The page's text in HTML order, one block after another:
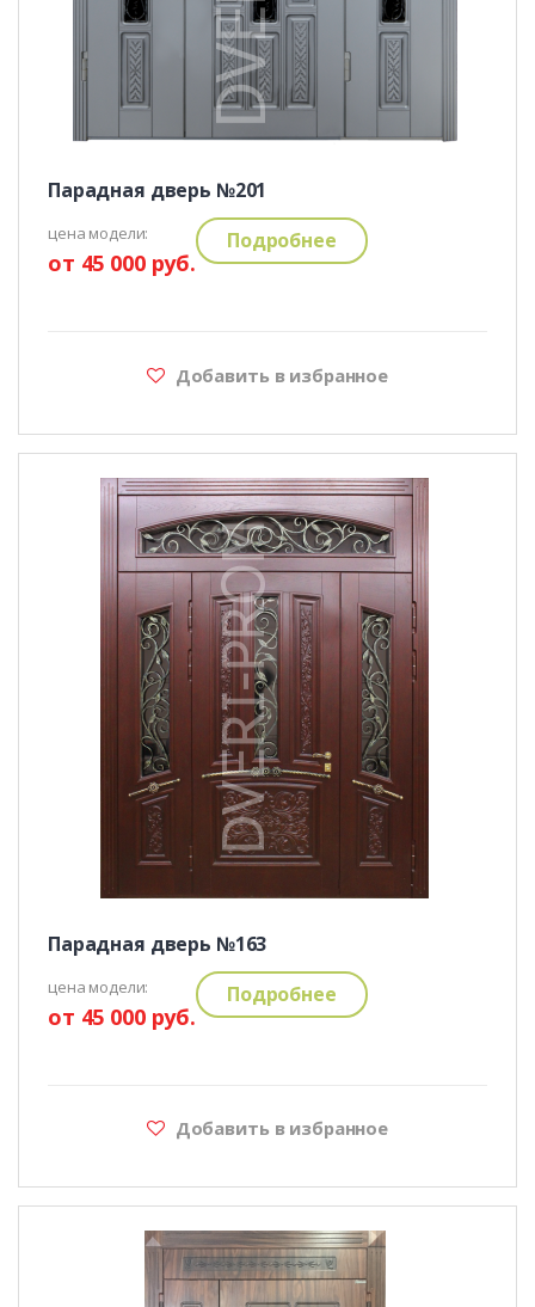
Парадная дверь №201
цена модели:
от 45 000 руб.
Подробнее
Добавить в избранное
Парадная дверь №163
цена модели:
от 45 000 руб.
Подробнее
Добавить в избранное